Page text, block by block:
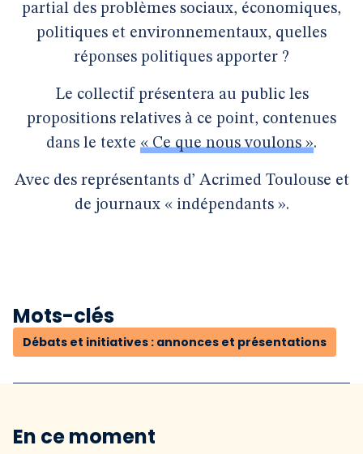
partial des problèmes sociaux, économiques,
politiques et environnementaux, quelles
réponses politiques apporter ?
Le collectif présentera au public les
propositions relatives à ce point, contenues
dans le texte « Ce que nous voulons ».
Avec des représentants d’ Acrimed Toulouse et
de journaux « indépendants ».
Mots-clés
Débats et initiatives : annonces et présentations
En ce moment